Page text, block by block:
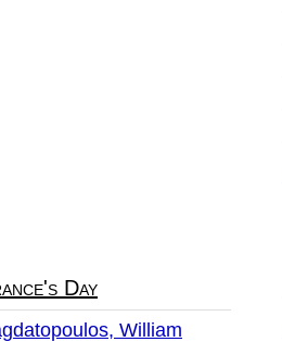
Day
William